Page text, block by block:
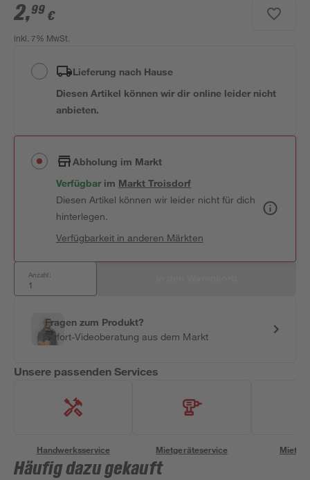
2,99 €
inkl. 7% MwSt.
Lieferung nach Hause
Diesen Artikel können wir dir online leider nicht
anbieten.
Abholung im Markt
Verfügbar im MarktTroisdorf
Diesen Artikel können wir leider nicht für dich
hinterlegen.
Verfügbarkeit in anderen Märkten
Anzahl:
Fragen zum Produkt?
Sofort-Videoberatung aus dem Markt
Unsere passenden Services
Handwerksservice Mietgeräteservice
Häufig dazu gekauft